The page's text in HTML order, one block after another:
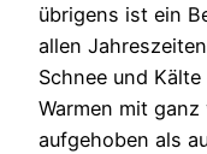
übrigens ist ein
allen
Schnee und
Warmen mit
aufgehoben als